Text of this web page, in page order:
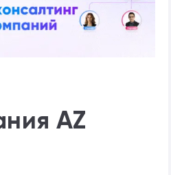
AZ